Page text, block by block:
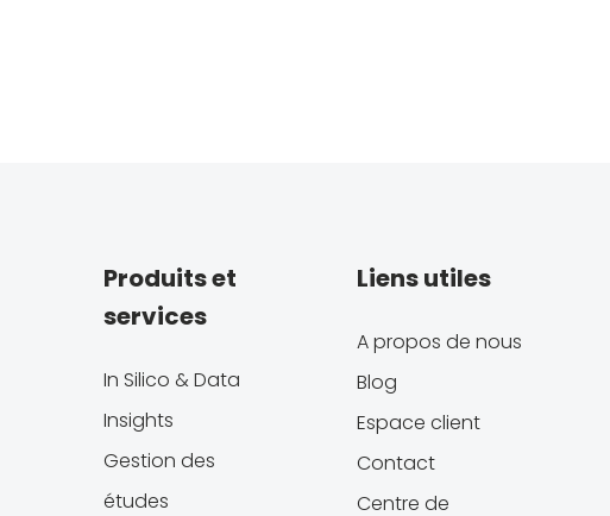
Produits et
services
In Silico & Data
Insights
Gestion des
études
Liens utiles
A propos de nous
Blog
Espace client
Contact
Centre de